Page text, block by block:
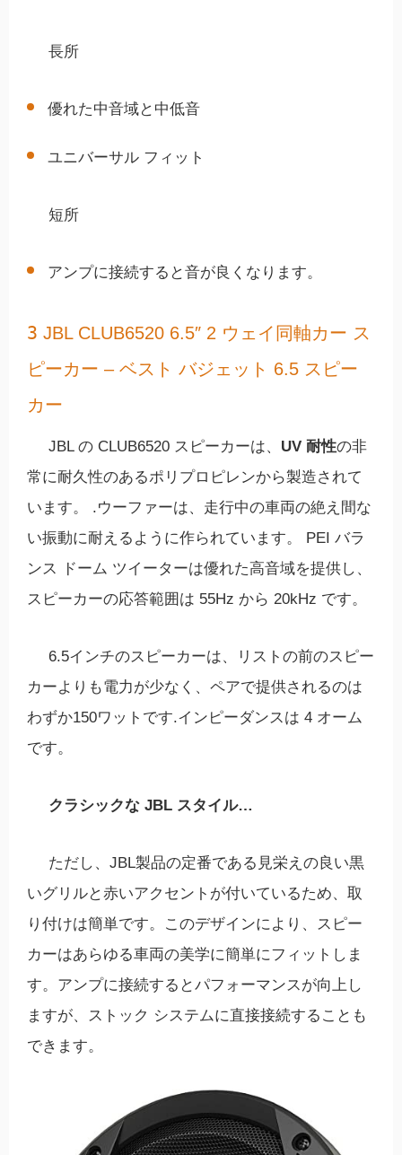
長所
優れた中音域と中低音
ユニバーサル フィット
短所
アンプに接続すると音が良くなります。
3 JBL CLUB6520 6.5″ 2 ウェイ同軸カー ス
ピーカー – ベスト バジェット 6.5 スピー
カー
JBL の CLUB6520 スピーカーは、 UV 耐性の非
常に耐久性のあるポリプロピレンから製造されて
います。 .ウーファーは、走行中の車両の絶え間な
い振動に耐えるように作られています。 PEI バラ
ンス ドーム ツイーターは優れた高音域を提供し、
スピーカーの応答範囲は 55Hz から 20kHz です。
6.5インチのスピーカーは、リストの前のスピー
カーよりも電力が少なく、ペアで提供されるのは
わずか150ワットです.インピーダンスは 4 オーム
です。
クラシックな JBL スタイル…
ただし、JBL製品の定番である見栄えの良い黒
いグリルと赤いアクセントが付いているため、取
り付けは簡​​単です。このデザインにより、スピー
カーはあらゆる車両の美学に簡単にフィットしま
す。アンプに接続するとパフォーマンスが向上し
ますが、ストック システムに直接接続することも
できます。